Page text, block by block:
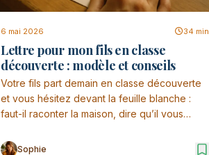
6 mai 2026 34 min
Lettre pour mon fils en classe
découverte : modèle et conseils
Votre fils part demain en classe découverte
et vous hésitez devant la feuille blanche :
faut-il raconter la maison, dire qu’il vous
Sophie